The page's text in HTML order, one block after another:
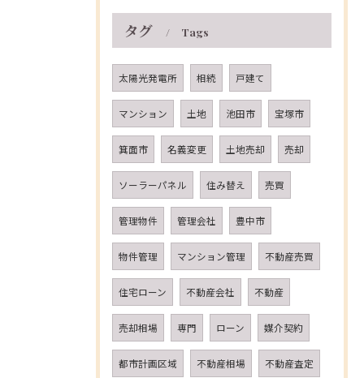
タグ Tags
太陽光発電所 相続 戸建て
マンション 土地 池田市 宝塚市
箕面市 名義変更 土地売却 売却
ソーラーパネル 住み替え 売買
管理物件 管理会社 豊中市
物件管理 マンション管理 不動産売買
住宅ローン 不動産会社 不動産
売却相場 専門 ローン 媒介契約
都市計画区域 不動産相場 不動産査定